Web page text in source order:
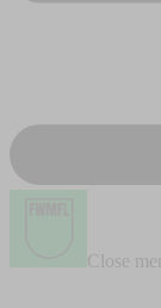
Close